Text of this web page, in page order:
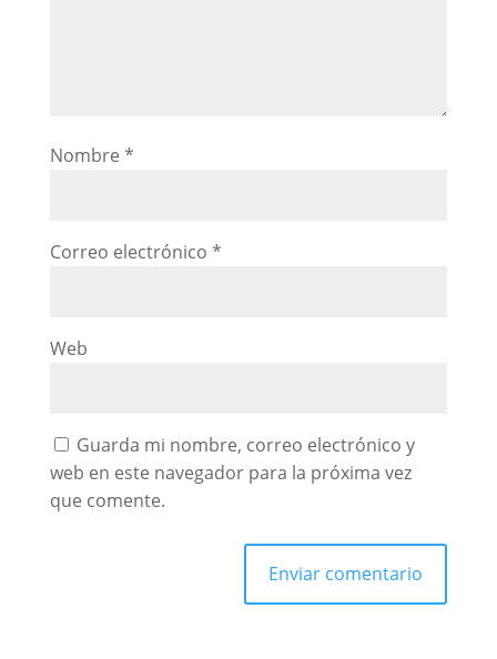
Nombre *
Correo electrónico *
Web
Guarda mi nombre, correo electrónico y
web en este navegador para la próxima vez
que comente.